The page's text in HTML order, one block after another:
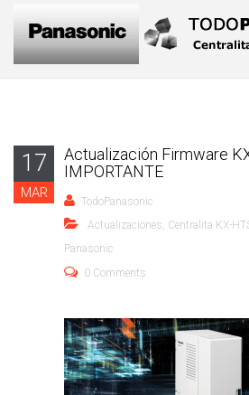
17
MAR
Actualización Firmware
IMPORTANTE
TodoPanasonic
Actualizaciones, Centralita KX-
Panasonic
0 Comments